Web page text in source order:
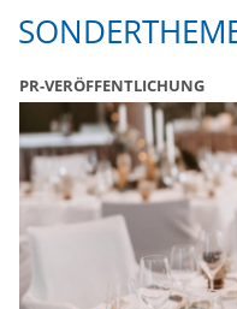
PR-VERÖFFENTLICHUNG